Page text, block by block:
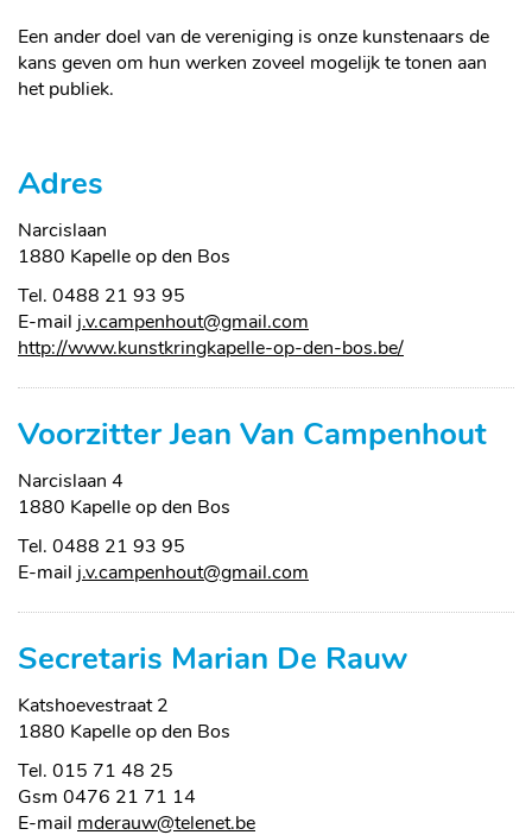
Een ander doel van de vereniging is onze kunstenaars de
kans geven om hun werken zoveel mogelijk te tonen aan
het publiek.
Adres
Narcislaan
,1880 Kapelle op den Bos
Tel. 0488 21 93 95
E-
mail
j.v.campenhout@gmail.com
Website
http://www.kunstkringkapelle-op-den-bos.be/
Voorzitter Jean Van Campenhout
Narcislaan 4
,1880 Kapelle op den Bos
Tel. 0488 21 93 95
E-
j.v.campenhout@gmail.com
Secretaris Marian De Rauw
Katshoevestraat 2
,1880 Kapelle op den Bos
Tel. 015 71 48 25
Gsm 0476 21 71 14
E-
mderauw@telenet.be